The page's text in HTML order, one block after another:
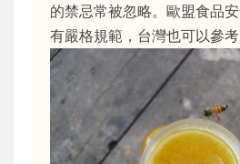
的禁忌常被忽略。歐盟食品
有嚴格規範，台灣也可以參考